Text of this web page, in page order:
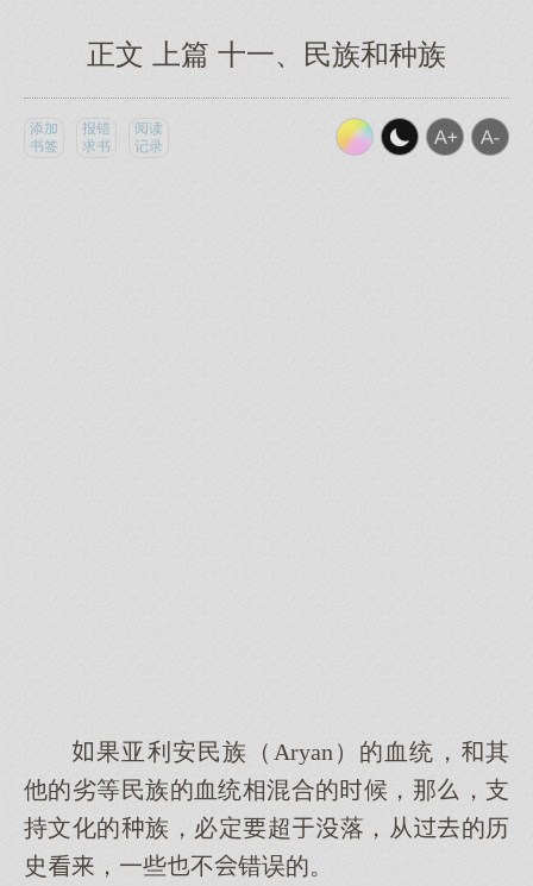
正文 上篇 十一、民族和种族
添加
书签
报错
求书
阅读
记录
果亚利安民族（Aryan）的血统，其
他的劣等民族的血统相混合的候，那，支
持文化的族，必定超落，从的历
史，一些不错误的。